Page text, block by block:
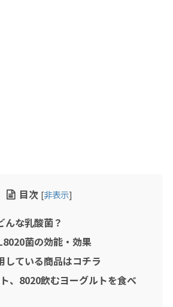
目次 [非表示]
んな乳酸菌？
菌の効能・効果
している商品はコチラ
、8020飲むヨーグルトを食べ